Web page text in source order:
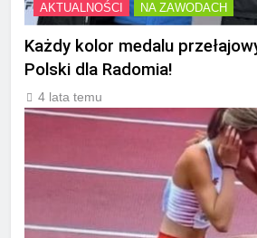
AKTUALNOŚCI NA ZAWODACH
Każdy kolor medalu
Polski dla Radomia!
4 lata temu